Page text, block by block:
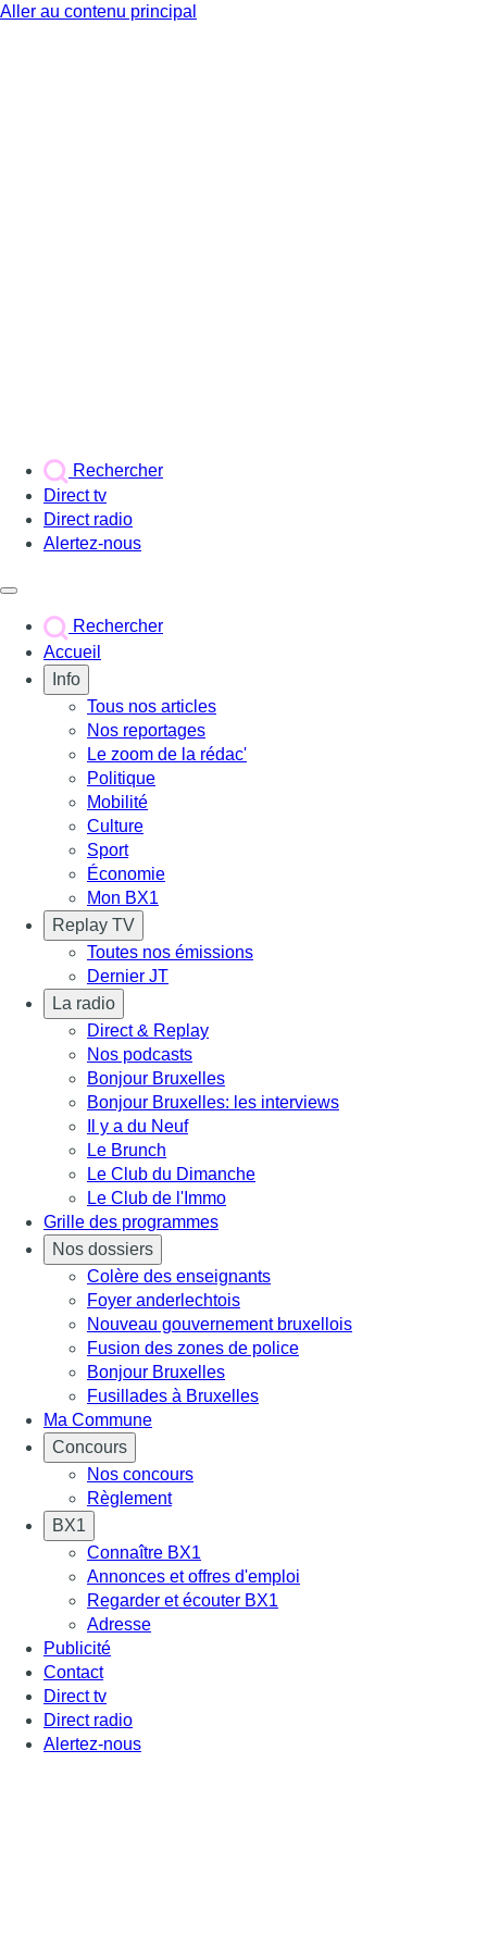
Aller au contenu principal
Rechercher
Direct tv
Direct radio
Alertez-nous
Rechercher
Accueil
Info
Tous nos articles
Nos reportages
Le zoom de la rédac'
Politique
Mobilité
Culture
Sport
Économie
Mon BX1
Replay TV
Toutes nos émissions
Dernier JT
La radio
Direct & Replay
Nos podcasts
Bonjour Bruxelles
Bonjour Bruxelles: les interviews
Il y a du Neuf
Le Brunch
Le Club du Dimanche
Le Club de l'Immo
Grille des programmes
Nos dossiers
Colère des enseignants
Foyer anderlechtois
Nouveau gouvernement bruxellois
Fusion des zones de police
Bonjour Bruxelles
Fusillades à Bruxelles
Ma Commune
Concours
Nos concours
Règlement
BX1
Connaître BX1
Annonces et offres d'emploi
Regarder et écouter BX1
Adresse
Publicité
Contact
Direct tv
Direct radio
Alertez-nous